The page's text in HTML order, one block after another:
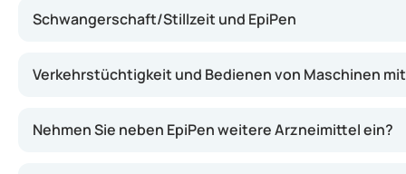
Schwangerschaft/Stillzeit und EpiPen
Verkehrstüchtigkeit und Bedienen von Maschinen
Nehmen Sie neben EpiPen weitere Arzneimittel ein?